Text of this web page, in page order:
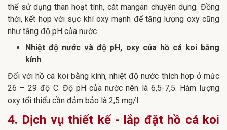
thể sử dụng than hoạt tính, cát mangan chuyên dụng. Đồng
thời, kết hợp với sục khí oxy mạnh để tăng lượng oxy cũng
như tăng độ pH của nước.
Nhiệt độ nước và độ pH, oxy của hồ cá koi bằng
kính
Đối với hồ cá koi bằng kính, nhiệt độ nước thích hợp ở mức
26 – 29 độ C. Độ pH của nước nên là 6,5-7,5. Hàm lượng
oxy tối thiểu cần đảm bảo là 2,5 mg/l.
4. Dịch vụ thiết kế - lắp đặt hồ cá koi